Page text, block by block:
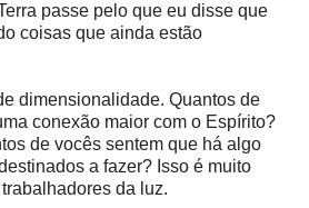
passe pelo que eu disse que
coisas que ainda estão
dimensionalidade. Quantos de
conexão maior com o Espírito?
de vocês sentem que há algo
a fazer? Isso é muito
da luz.